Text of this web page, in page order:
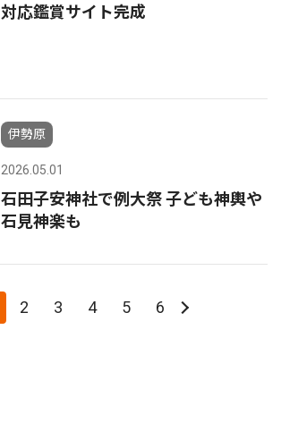
対応鑑賞サイト完成
伊勢原
2026.05.01
石田子安神社で例大祭 子ども神輿や
石見神楽も
2 3 4 5 6